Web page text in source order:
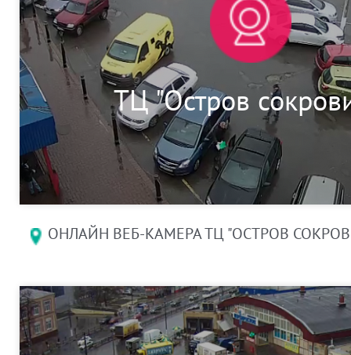
ТЦ "Остров
ОНЛАЙН ВЕБ-КАМЕРА ТЦ "ОСТРОВ